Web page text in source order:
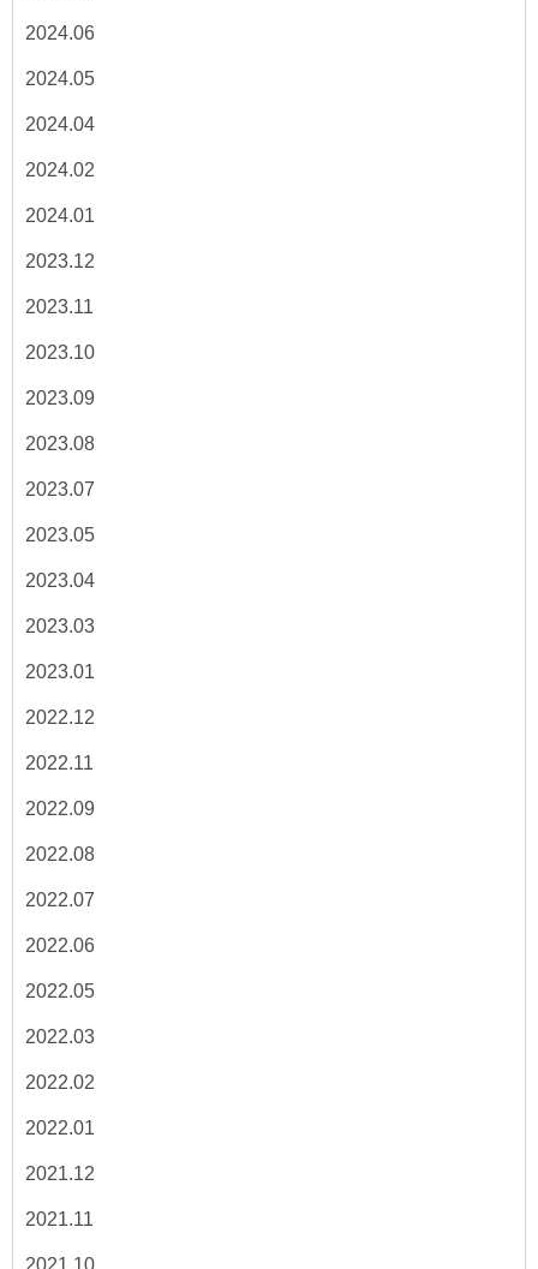
2024.06
2024.05
2024.04
2024.02
2024.01
2023.12
2023.11
2023.10
2023.09
2023.08
2023.07
2023.05
2023.04
2023.03
2023.01
2022.12
2022.11
2022.09
2022.08
2022.07
2022.06
2022.05
2022.03
2022.02
2022.01
2021.12
2021.11